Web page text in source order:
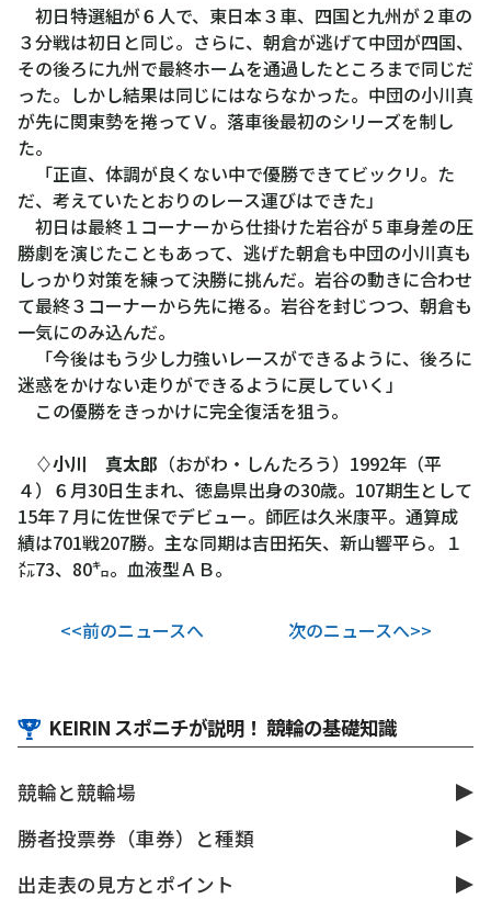
初日特選組が６人で、東日本３車、四国と九州が２車の
３分戦は初日と同じ。さらに、朝倉が逃げて中団が四国、
その後ろに九州で最終ホームを通過したところまで同じだ
った。しかし結果は同じにはならなかった。中団の小川真
が先に関東勢を捲ってＶ。落車後最初のシリーズを制し
た。
「正直、体調が良くない中で優勝できてビックリ。た
だ、考えていたとおりのレース運びはできた」
初日は最終１コーナーから仕掛けた岩谷が５車身差の圧
勝劇を演じたこともあって、逃げた朝倉も中団の小川真も
しっかり対策を練って決勝に挑んだ。岩谷の動きに合わせ
て最終３コーナーから先に捲る。岩谷を封じつつ、朝倉も
一気にのみ込んだ。
「今後はもう少し力強いレースができるように、後ろに
迷惑をかけない走りができるように戻していく」
この優勝をきっかけに完全復活を狙う。
♢小川 真太郎 （おがわ・しんたろう）1992年（平
４）６月30日生まれ、徳島県出身の30歳。107期生として
15年７月に佐世保でデビュー。師匠は久米康平。通算成
績は701戦207勝。主な同期は吉田拓矢、新山響平ら。１
㍍73、80㌔。血液型ＡＢ。
<<前のニュースへ 次のニュースへ>>
KEIRIN スポニチが説明！ 競輪の基礎知識
競輪と競輪場
勝者投票券（車券）と種類
出走表の見方とポイント